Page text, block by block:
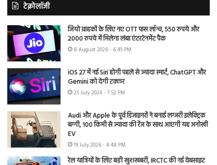
टेक्नोलॉजी
जियो ग्राहकों के लिए नए OTT पास लॉन्च, 550 रुपये और
2000 रुपये में मिलेगा लंबा एंटरटेनमेंट पैक
8 August 2026 - 6:45 PM
iOS 27 में नई Siri होगी पहले से ज्यादा स्मार्ट, ChatGPT और
Gemini को देगी टक्कर
25 July 2026 - 7:52 PM
Audi और Apple के पूर्व डिजाइनरों ने बनाई लग्जरी इलेक्ट्रिक
बग्गी, 100 किमी से ज्यादा की रेंज के साथ आएगी यह अनोखी
EV
19 July 2026 - 4:48 PM
रेल यात्रियों के लिए बड़ी खुशखबरी, IRCTC की नई वेबसाइट